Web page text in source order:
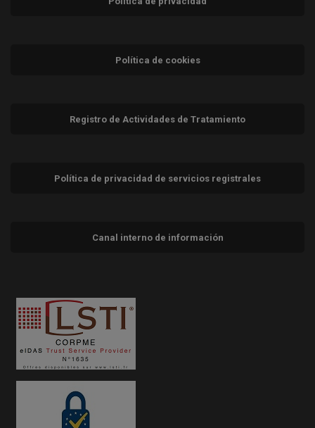
Política de cookies
Registro de Actividades de Tratamiento
Política de privacidad de servicios registrales
Canal interno de información